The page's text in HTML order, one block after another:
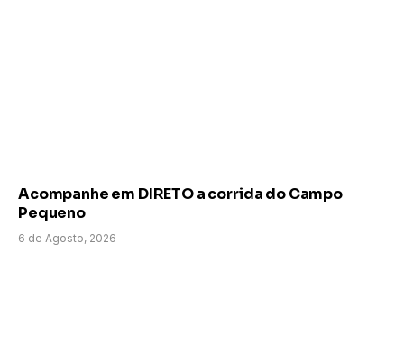
Acompanhe em DIRETO a corrida do Campo
Pequeno
6 de Agosto, 2026